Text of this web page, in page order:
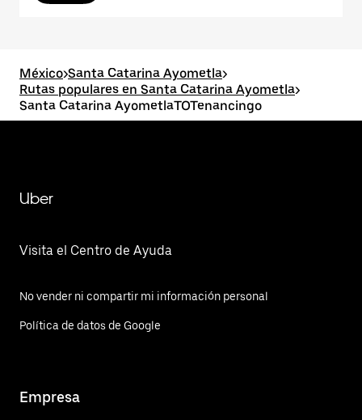
México>Santa Catarina Ayometla>
Rutas populares en Santa Catarina Ayometla>
Santa Catarina AyometlaTOTenancingo
Uber
Visita el Centro de Ayuda
No vender ni compartir mi información personal
Política de datos de Google
Empresa